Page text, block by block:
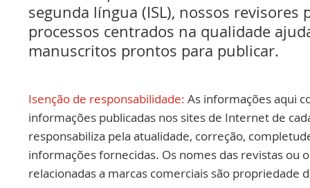
segunda língua (ISL), nossos revisores
processos centrados na qualidade
manuscritos prontos para publicar.
Isenção de responsabilidade: As informações aqui
informações publicadas nos sites de Internet de
responsabiliza pela atualidade, correção,
informações fornecidas. Os nomes das revistas ou
relacionadas a marcas comerciais são propriedade